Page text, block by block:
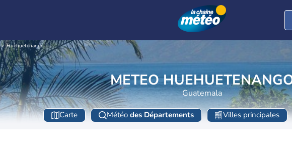
Huehuetenango
METEO
Guatemala
Carte Météo des Départements Villes principales